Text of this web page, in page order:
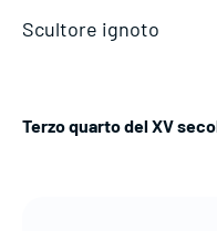
Scultore ignoto
Terzo quarto del XV